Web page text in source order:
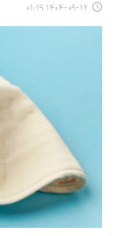
۱۴۰۴-۰۹-۱۲ ۰۱:۱۹